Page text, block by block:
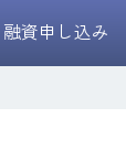
融資申し込み